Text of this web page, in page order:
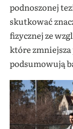
podnoszonej
skutkować
fizycznej ze
które zmniejsza
podsumowują